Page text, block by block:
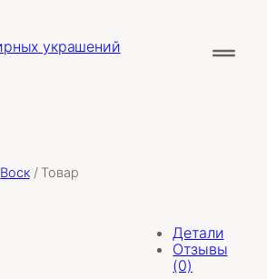
Воск/ Товар
Детали
Отзывы
(0)